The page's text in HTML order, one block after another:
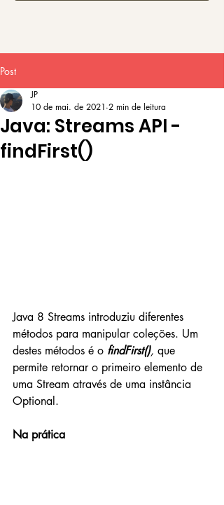
Post
Java: Streams API -
findFirst()
JP
10 de mai. de 2021 2 min de leitura
Java 8 Streams introduziu diferentes
métodos para manipular coleções. Um
destes métodos é o findFirst(), que
permite retornar o primeiro elemento de
uma Stream através de uma instância
Optional.
Na prática